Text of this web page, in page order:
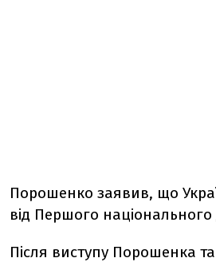
Порошенко заявив, що
від Першого
Після виступу Порошенка